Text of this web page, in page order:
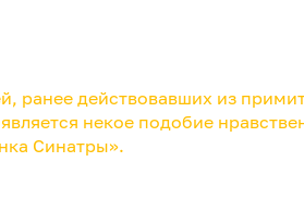
ранее действовавших из
некое подобие
Синатры».